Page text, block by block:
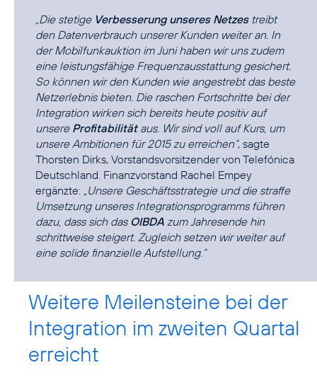
„Die stetige Verbesserung unseres Netzestreibt
den Datenverbrauch unserer Kunden weiter an. In
der Mobilfunkauktion im Juni haben wir uns zudem
eine leistungsfähige Frequenzausstattung gesichert.
So können wir den Kunden wie angestrebt das beste
Netzerlebnis bieten. Die raschen Fortschritte bei der
Integration wirken sich bereits heute positiv auf
unsere Profitabilitätaus. Wir sind voll auf Kurs, um
unsere Ambitionen für 2015 zu erreichen“, sagte
Thorsten Dirks, Vorstandsvorsitzender von Telefónica
Deutschland. Finanzvorstand Rachel Empey
ergänzte: „Unsere Geschäftsstrategie und die straffe
Umsetzung unseres Integrationsprogramms führen
dazu, dass sich das OIBDA zum Jahresende hin
schrittweise steigert. Zugleich setzen wir weiter auf
eine solide finanzielle Aufstellung.“
Weitere Meilensteine bei der
Integration im zweiten Quartal
erreicht